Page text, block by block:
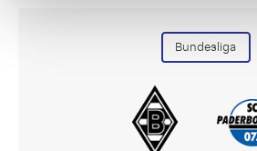
Bundesliga